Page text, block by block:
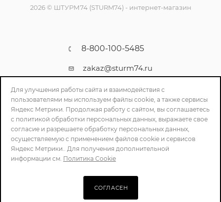
2026 © ШТУРМ74 (STURM74) - интернет-магазин
8-800-100-5485
zakaz@sturm74.ru
г. Челябинск, ул. Стартовая 34/1
ПОЛИТИКА КОНФИДЕНЦИАЛЬНОСТИ
Для улучшения работы сайта и взаимодействия с
пользователями мы используем файлы cookie, а также сервисы
Яндекс Метрики. Продолжая работу с сайтом, вы соглашаетесь
с политикой обработки персональных данных, выражаете свое
согласие и разрешаете обработку персональных данных,
осуществляемую с применением файлов cookie и сервисов
Яндекс Метрики.. Для получения дополнительной
информации см. Политика Cookie
СОГЛАСЕН